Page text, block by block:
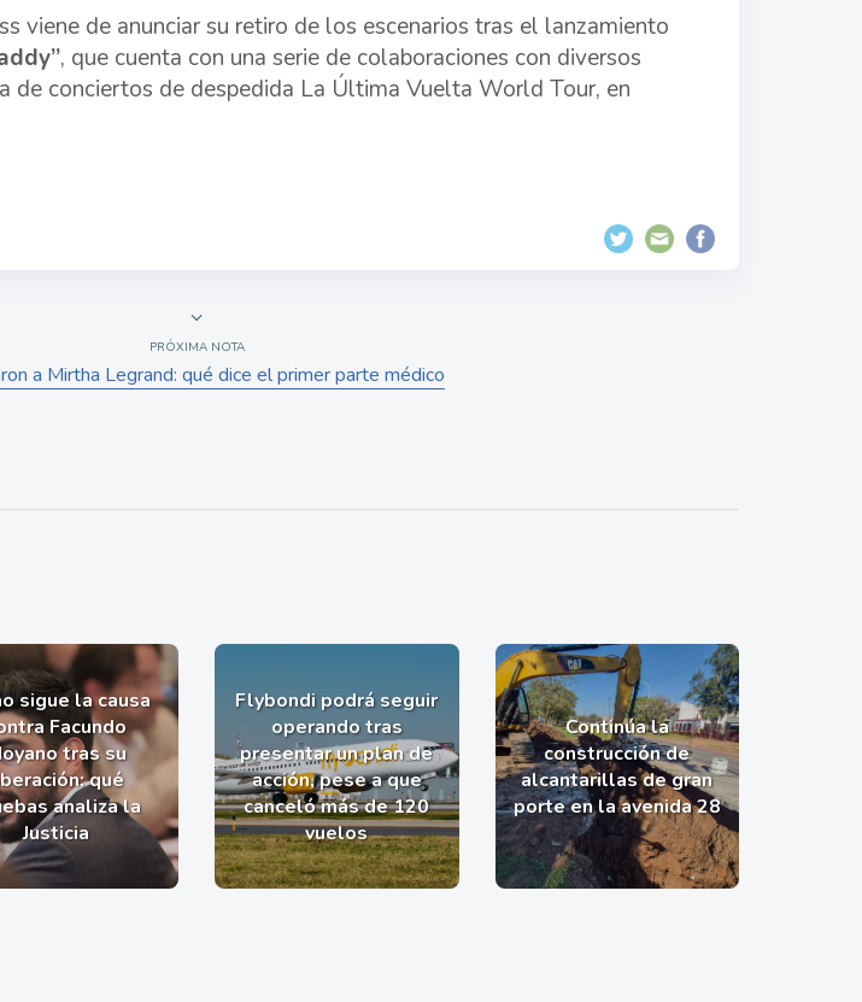
viene de anunciar su retiro de los escenarios tras el lanzamiento
, que cuenta con una serie de colaboraciones con diversos
de conciertos de despedida La Última Vuelta World Tour, en
PRÓXIMA NOTA
a Mirtha Legrand: qué dice el primer parte médico
sigue la causa
Facundo
tras su
qué
analiza la
Justicia
Flybondi podrá seguir
operando tras
presentar un plan de
acción, pese a que
canceló más de 120
vuelos
Continúa la
construcción de
alcantarillas de gran
porte en la avenida 28